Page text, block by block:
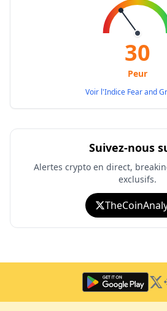
30
Peur
Voir l'Indice Fear and
Suivez-nous
Alertes crypto en direct,
exclusifs.